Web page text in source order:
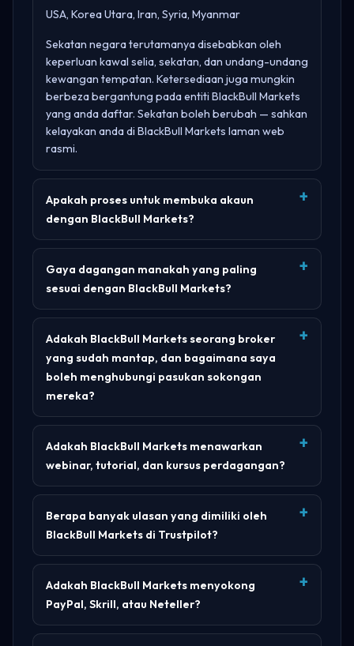
USA, Korea Utara, Iran, Syria, Myanmar
Sekatan negara terutamanya disebabkan oleh
keperluan kawal selia, sekatan, dan undang-undang
kewangan tempatan. Ketersediaan juga mungkin
berbeza bergantung pada entiti BlackBull Markets
yang anda daftar. Sekatan boleh berubah — sahkan
kelayakan anda di BlackBull Markets laman web
rasmi.
Apakah proses untuk membuka akaun
dengan BlackBull Markets?
Gaya dagangan manakah yang paling
sesuai dengan BlackBull Markets?
Adakah BlackBull Markets seorang broker
yang sudah mantap, dan bagaimana saya
boleh menghubungi pasukan sokongan
mereka?
Adakah BlackBull Markets menawarkan
webinar, tutorial, dan kursus perdagangan?
Berapa banyak ulasan yang dimiliki oleh
BlackBull Markets di Trustpilot?
Adakah BlackBull Markets menyokong
PayPal, Skrill, atau Neteller?